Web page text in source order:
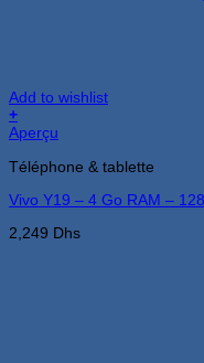
Add to wishlist
+
Aperçu
Téléphone & tablette
Vivo Y19 – 4 Go RAM –
2,249 Dhs